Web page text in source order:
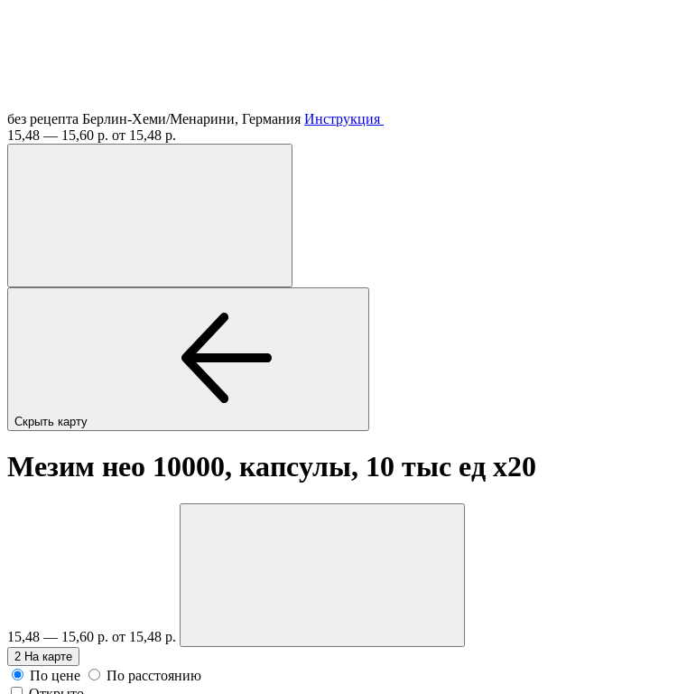
без рецепта Берлин-Хеми/Менарини, Германия Инструкция
15,48 — 15,60 р. от 15,48 р.
Скрыть карту
Мезим нео 10000, капсулы, 10 тыс ед x20
15,48 — 15,60 р. от 15,48 р.
2 На карте
По цене
По расстоянию